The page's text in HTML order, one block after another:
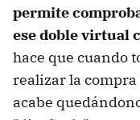
permite
ese doble virtual
hace que cuando
realizar la
acabe